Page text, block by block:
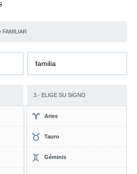
FAMILIAR
familia
3.- ELIGE SU SIGNO
Aries
Tauro
Géminis